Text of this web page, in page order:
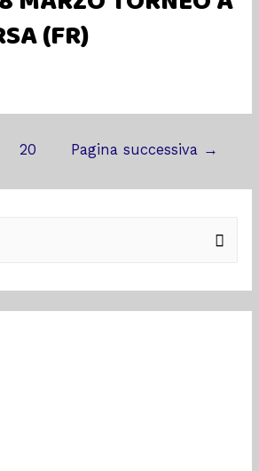
(FR)
20 Pagina successiva →